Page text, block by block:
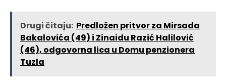
Drugi čitaju: Predložen pritvor za Mirsada
Bakalovića (49) i Zinaidu Razić Halilović
(46), odgovorna lica u Domu penzionera
Tuzla